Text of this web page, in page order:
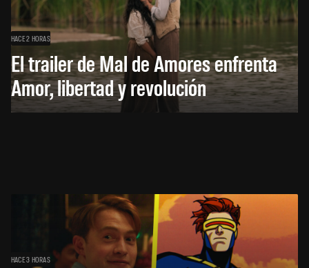
HACE 2 HORAS
El trailer de Mal de Amores enfrenta
Amor, libertad y revolución
HACE 3 HORAS